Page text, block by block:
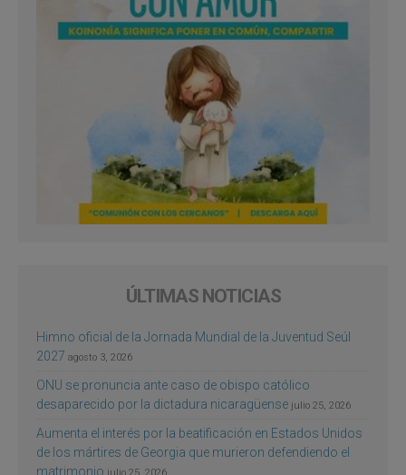
ÚLTIMAS NOTICIAS
Himno oficial de la Jornada Mundial de la Juventud Seúl
2027 agosto 3, 2026
ONU se pronuncia ante caso de obispo católico
desaparecido por la dictadura nicaragüense julio 25, 2026
Aumenta el interés por la beatificación en Estados Unidos
de los mártires de Georgia que murieron defendiendo el
matrimonio